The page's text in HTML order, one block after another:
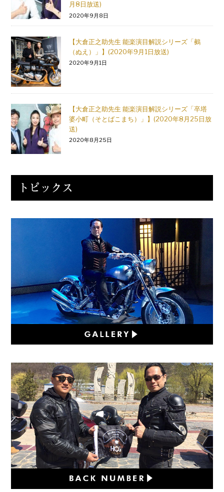
月8日放送)
2020年9月8日
【大倉正之助先生 能楽演目解説シリーズ「鵺
（ぬえ）」】(2020年9月1日放送)
2020年9月1日
【大倉正之助先生 能楽演目解説シリーズ「卒塔
婆小町（そとばこまち）」】(2020年8月25日放
送)
2020年8月25日